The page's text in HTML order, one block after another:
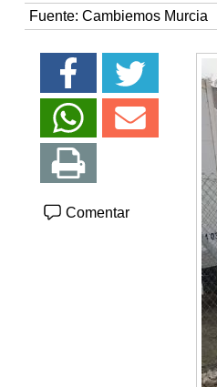
Fuente: Cambiemos Murcia
Comentar